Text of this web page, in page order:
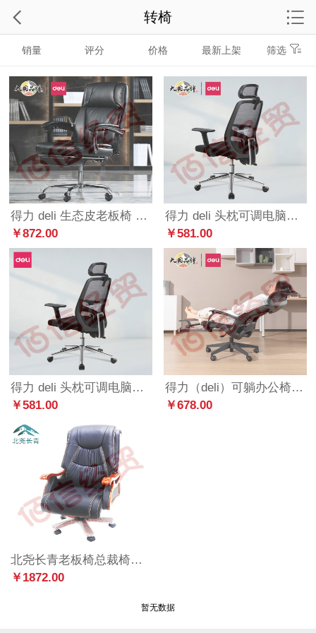
销量 评分 价格 最新上架 筛选
得力 deli 生态皮老板椅 带脚托大角度可躺办公椅 人体工学电脑椅 87088 黑色
￥872.00
得力 deli 头枕可调电脑椅 人体工学办公椅 舒适转椅 钢制脚 33564S
￥581.00
得力 deli 头枕可调电脑椅 人体工学办公椅 家用舒适转椅 钢制脚 33564S
￥581.00
得力（deli）可躺办公椅160°大角度躺平椅 人体工学电脑椅 舒适午休椅 午睡椅 带脚托 91019
￥678.00
北尧长青老板椅总裁椅大班椅家用办公椅人体工学椅BY-DBY911
￥1872.00
暂无数据
转椅